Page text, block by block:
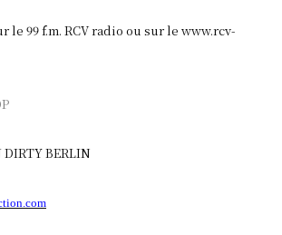
le 99 f.m. RCV radio ou sur le www.rcv-
BERLIN